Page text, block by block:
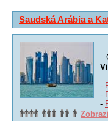
Saudská Arábia a
-
-
-